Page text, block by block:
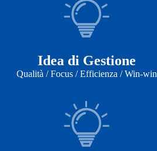
Idea di Gestione
Qualità / Focus / Efficienza / Win-win